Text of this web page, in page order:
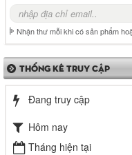
Nhận thư mỗi khi có sản phẩm
THỐNG KÊ TRUY CẬP
Đang truy cập
Hôm nay
Tháng hiện tại